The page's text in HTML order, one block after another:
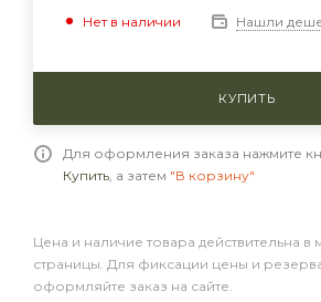
Нет в наличии Нашли
КУПИТЬ
Для оформления заказа нажмите
Купить , а затем "В корзину"
Цена и наличие товара действительна в
страницы. Для фиксации цены и
оформляйте заказ на сайте.